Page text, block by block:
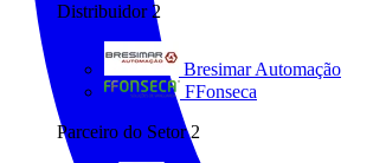
Distribuidor 2
Bresimar Automação
FFonseca
Parceiro do Setor 2